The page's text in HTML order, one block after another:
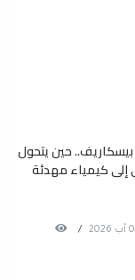
حين يتحول
إلى كيمياء مهدئة
/